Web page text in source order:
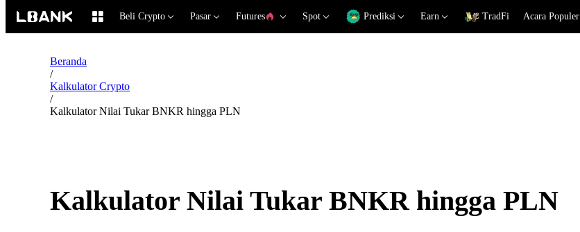
Beli Crypto Pasar Futures Spot Prediksi Earn TradFi Acara Populer
Beranda
/
Kalkulator Crypto
/
Kalkulator Nilai Tukar BNKR hingga PLN
Kalkulator Nilai Tukar BNKR hingga PLN